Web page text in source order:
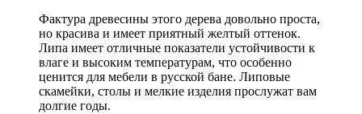
Фактура древесины этого дерева довольно проста,
но красива и имеет приятный желтый оттенок.
Липа имеет отличные показатели устойчивости к
влаге и высоким температурам, что особенно
ценится для мебели в русской бане. Липовые
скамейки, столы и мелкие изделия прослужат вам
долгие годы.